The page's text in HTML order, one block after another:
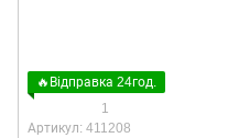
🔥Відправка 24год.
1
Артикул: 411208